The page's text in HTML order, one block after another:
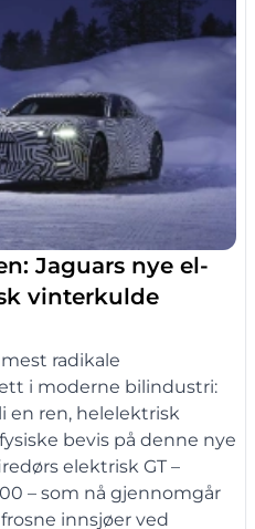
Jaguars nye el-
vinterkulde
radikale
i moderne bilindustri:
en ren, helelektrisk
bevis på denne nye
elektrisk GT –
– som nå gjennomgår
innsjøer ved